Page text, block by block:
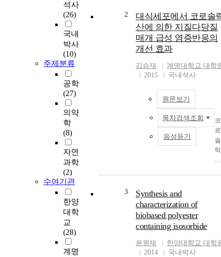
석사
(26)
국내
박사
(10)
주제분류
공학
(27)
의약
학
(8)
자연
과학
(2)
수여기관
한양
대학
교
(28)
계명
(ethylene
ate)
와 같이
에 적용
고 있으
조인 1, 4
(CHDM)
으로 치
CHDM,
유의
flip’ 을
해 PET
다 열적
2
대식세포에서 코로솔
산에 의한 지질다당질
매개 급성 염증반응의
개선 효과
김승재
계명대학교 대학
2015
국내석사
원문보기
목차검색조회
음성듣기
코
로
솔
릭
산
a
3
Synthesis and
characterization of
biobased polyester
containing isosorbide
윤원재
한양대학교 대학
2014
국내박사